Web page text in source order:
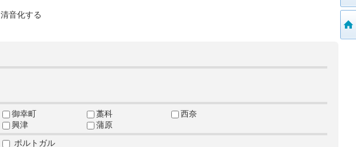
清音化する
御幸町 藁科
西奈
興津
蒲原
ポルトガル